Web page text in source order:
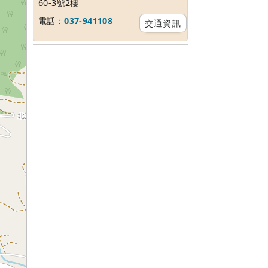
60-3號2樓
電話：037-941108 交通資訊